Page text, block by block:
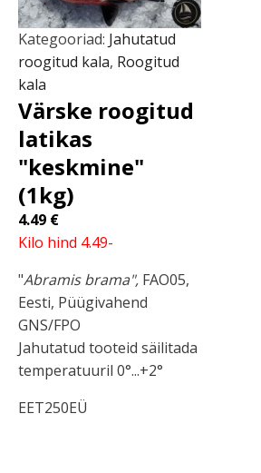
Kategooriad: Jahutatud
roogitud kala, Roogitud
kala
Värske roogitud
latikas
"keskmine"
(1kg)
4.49 €
Kilo hind 4.49-
"Abramis brama", FAO05,
Eesti, Püügivahend
GNS/FPO
Jahutatud tooteid säilitada
temperatuuril 0°...+2°
EET250EÜ